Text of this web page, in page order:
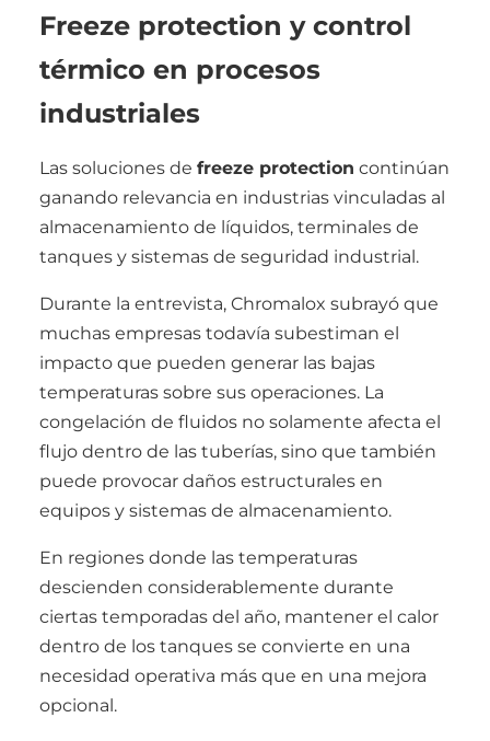
Freeze protection y control
térmico en procesos
industriales
Las soluciones de freeze protection continúan
ganando relevancia en industrias vinculadas al
almacenamiento de líquidos, terminales de
tanques y sistemas de seguridad industrial.
Durante la entrevista, Chromalox subrayó que
muchas empresas todavía subestiman el
impacto que pueden generar las bajas
temperaturas sobre sus operaciones. La
congelación de fluidos no solamente afecta el
flujo dentro de las tuberías, sino que también
puede provocar daños estructurales en
equipos y sistemas de almacenamiento.
En regiones donde las temperaturas
descienden considerablemente durante
ciertas temporadas del año, mantener el calor
dentro de los tanques se convierte en una
necesidad operativa más que en una mejora
opcional.